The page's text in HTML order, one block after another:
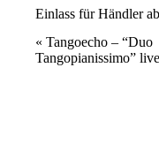
Einlass für Händler
Veranstaltung
Navigation
« Tangoecho – “Duo
Tangopianissimo” live